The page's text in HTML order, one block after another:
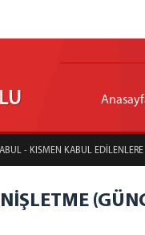
- KISMEN KABUL